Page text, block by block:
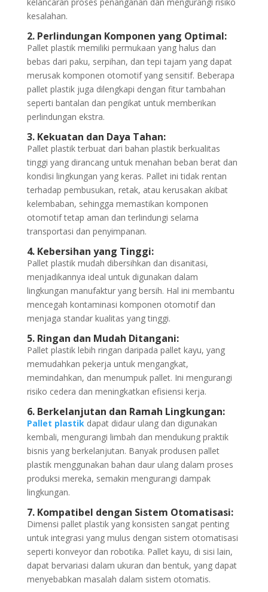
kesalahan.
2. Perlindungan Komponen yang Optimal:
Pallet plastik memiliki permukaan yang halus dan
bebas dari paku, serpihan, dan tepi tajam yang dapat
merusak komponen otomotif yang sensitif. Beberapa
pallet plastik juga dilengkapi dengan fitur tambahan
seperti bantalan dan pengikat untuk memberikan
perlindungan ekstra.
3. Kekuatan dan Daya Tahan:
Pallet plastik terbuat dari bahan plastik berkualitas
tinggi yang dirancang untuk menahan beban berat dan
kondisi lingkungan yang keras. Pallet ini tidak rentan
terhadap pembusukan, retak, atau kerusakan akibat
kelembaban, sehingga memastikan komponen
otomotif tetap aman dan terlindungi selama
transportasi dan penyimpanan.
4. Kebersihan yang Tinggi:
Pallet plastik mudah dibersihkan dan disanitasi,
menjadikannya ideal untuk digunakan dalam
lingkungan manufaktur yang bersih. Hal ini membantu
mencegah kontaminasi komponen otomotif dan
menjaga standar kualitas yang tinggi.
5. Ringan dan Mudah Ditangani:
Pallet plastik lebih ringan daripada pallet kayu, yang
memudahkan pekerja untuk mengangkat,
memindahkan, dan menumpuk pallet. Ini mengurangi
risiko cedera dan meningkatkan efisiensi kerja.
6. Berkelanjutan dan Ramah Lingkungan:
Pallet plastikdapat didaur ulang dan digunakan
kembali, mengurangi limbah dan mendukung praktik
bisnis yang berkelanjutan. Banyak produsen pallet
plastik menggunakan bahan daur ulang dalam proses
produksi mereka, semakin mengurangi dampak
lingkungan.
7. Kompatibel dengan Sistem Otomatisasi:
Dimensi pallet plastik yang konsisten sangat penting
untuk integrasi yang mulus dengan sistem otomatisasi
seperti konveyor dan robotika. Pallet kayu, di sisi lain,
dapat bervariasi dalam ukuran dan bentuk, yang dapat
menyebabkan masalah dalam sistem otomatis.